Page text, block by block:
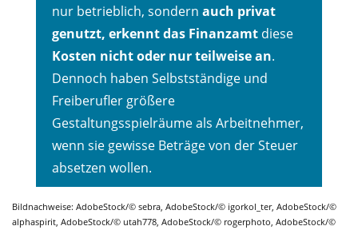
nur betrieblich, sondern auch privat
genutzt, erkennt das Finanzamt diese
Kosten nicht oder nur teilweise an.
Dennoch haben Selbstständige und
Freiberufler größere
Gestaltungsspielräume als Arbeitnehmer,
wenn sie gewisse Beträge von der Steuer
absetzen wollen.
Bildnachweise: AdobeStock/© sebra, AdobeStock/© igorkol_ter, AdobeStock/©
alphaspirit, AdobeStock/© utah778, AdobeStock/© rogerphoto, AdobeStock/©